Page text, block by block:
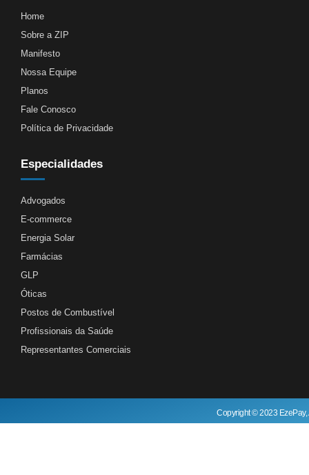
Home
Sobre a ZIP
Manifesto
Nossa Equipe
Planos
Fale Conosco
Política de Privacidade
Especialidades
Advogados
E-commerce
Energia Solar
Farmácias
GLP
Óticas
Postos de Combustível
Profissionais da Saúde
Representantes Comerciais
Copyright © 2023